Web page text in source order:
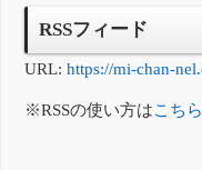
RSSフィード
URL:https://mi-chan-
※RSSの使い方はこち